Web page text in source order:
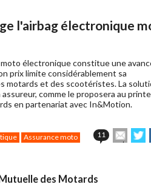
l'airbag électronique
moto électronique constitue une
prix limite considérablement sa
motards et des scootéristes. La
comme le proposera au
en partenariat avec In&Motion.
Assurance moto 11
cet sur
des Motards